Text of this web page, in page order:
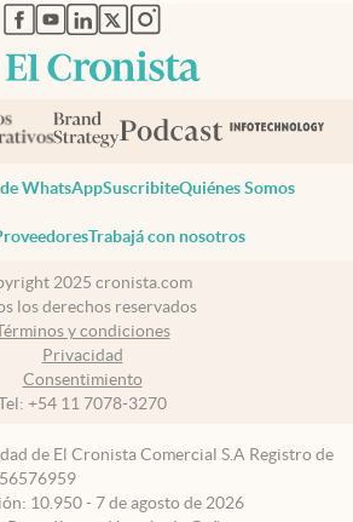
abre en nueva pestaña
abre en nueva pestaña
abre en nueva pestaña
abre en nueva pestaña
abre en nueva pestaña
WhatsAppSuscribiteQuiénes Somos
Trabajá con nosotros
2025 cronista.com
los derechos reservados
y condiciones
Privacidad
Consentimiento
+54 11 7078-3270
de El Cronista Comercial S.A Registro de
10.950 - 7 de agosto de 2026